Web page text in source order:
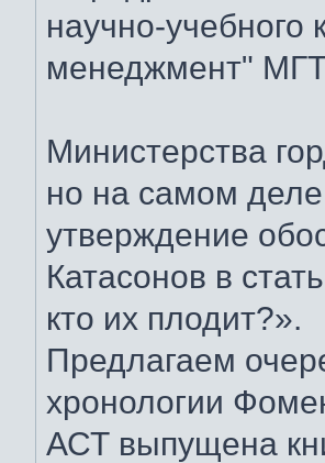
научно-
менеджмент"
Министерства
но на самом
утверждение
Катасонов в
кто их плодит?».
Предлагаем
хронологии
АСТ выпущена